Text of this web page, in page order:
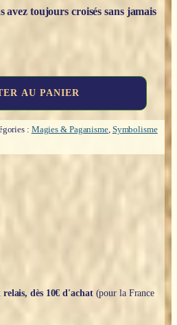
avez toujours croisés sans jamais
AU PANIER
: Magies & Paganisme, Symbolisme
dès 10€ d'achat(pour la France